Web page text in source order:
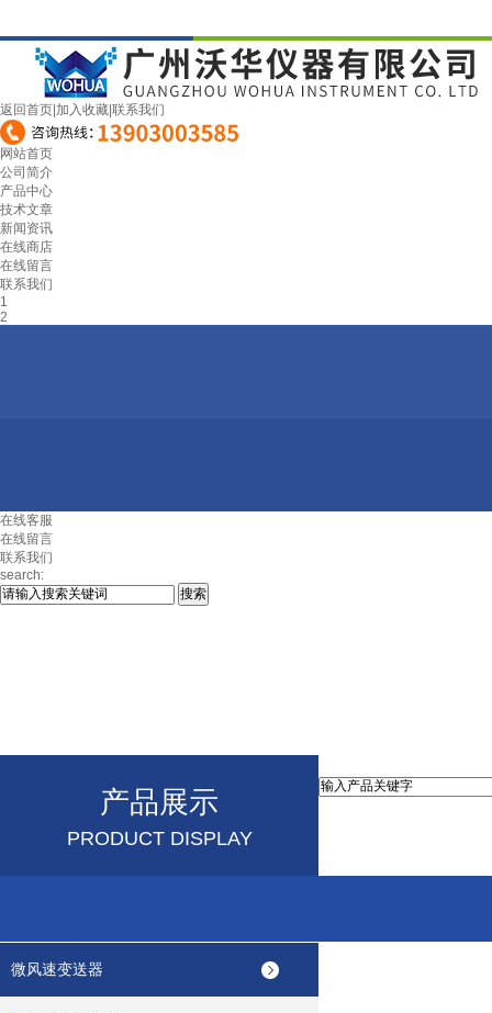
返回首页 加入收藏 联系我们
网站首页
公司简介
产品中心
技术文章
新闻资讯
在线商店
在线留言
联系我们
1
2
在线客服
在线留言
联系我们
search:
产品展示
PRODUCT DISPLAY
微风速变送器